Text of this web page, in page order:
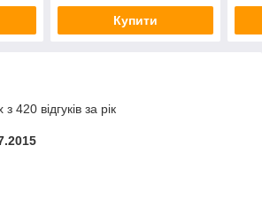
Купити
420 відгуків за рік